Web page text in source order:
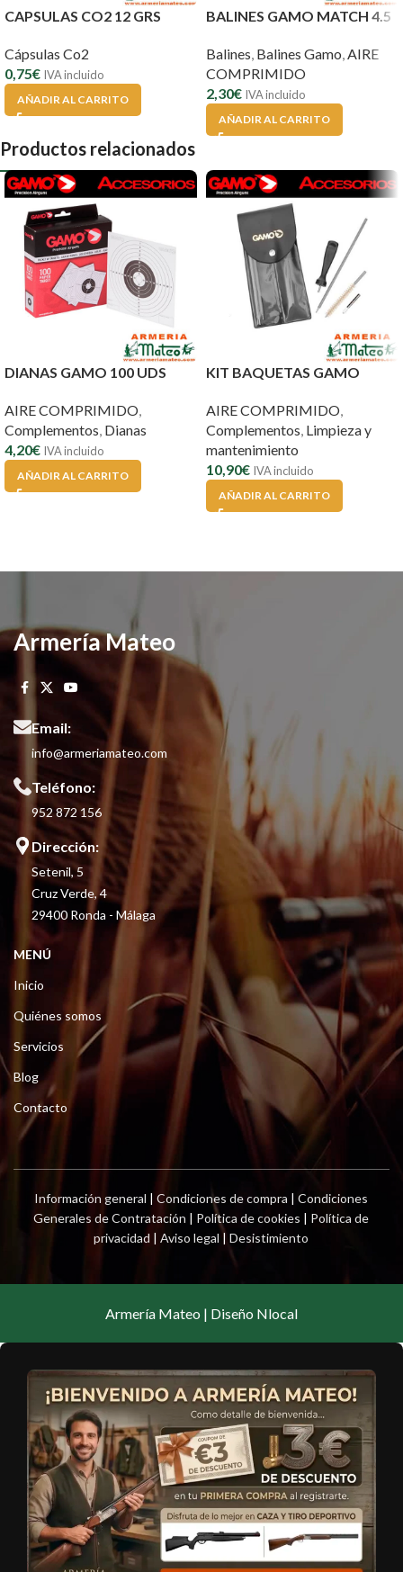
CAPSULAS CO2 12 GRS
Cápsulas Co2
0,75€ IVA incluido
AÑADIR AL CARRITO
BALINES GAMO MATCH 4.5
Balines Balines Gamo AIRE
COMPRIMIDO
2,30€ IVA incluido
AÑADIR AL CARRITO
Productos relacionados
DIANAS GAMO 100 UDS
AIRE COMPRIMIDO
Complementos Dianas
4,20€ IVA incluido
AÑADIR AL CARRITO
KIT BAQUETAS GAMO
AIRE COMPRIMIDO
Complementos Limpieza y
mantenimiento
10,90€ IVA incluido
AÑADIR AL CARRITO
Armería Mateo
Email:
info@armeriamateo.com
Teléfono:
952 872 156
Dirección:
Setenil, 5
Cruz Verde, 4
29400 Ronda - Málaga
MENÚ
Inicio
Quiénes somos
Servicios
Blog
Contacto
Información general |Condiciones de compra |Condiciones
Generales de Contratación | Política de cookies | Política de
privacidad |Aviso legal |Desistimiento
Armería Mateo | Diseño Nlocal